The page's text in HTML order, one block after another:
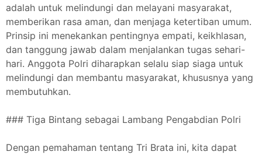
adalah untuk melindungi dan melayani masyarakat,
memberikan rasa aman, dan menjaga ketertiban umum.
Prinsip ini menekankan pentingnya empati, keikhlasan,
dan tanggung jawab dalam menjalankan tugas sehari-
hari. Anggota Polri diharapkan selalu siap siaga untuk
melindungi dan membantu masyarakat, khususnya yang
membutuhkan.
### Tiga Bintang sebagai Lambang Pengabdian Polri
Dengan pemahaman tentang Tri Brata ini, kita dapat